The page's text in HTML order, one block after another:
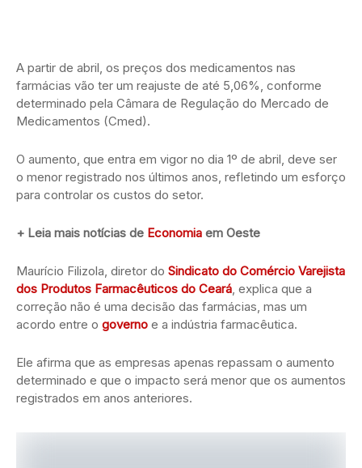
A partir de abril, os preços dos medicamentos nas
farmácias vão ter um reajuste de até 5,06%, conforme
determinado pela Câmara de Regulação do Mercado de
Medicamentos (Cmed).
O aumento, que entra em vigor no dia 1º de abril, deve ser
o menor registrado nos últimos anos, refletindo um esforço
para controlar os custos do setor.
+ Leia mais notícias de Economia em Oeste
Maurício Filizola, diretor do Sindicato do Comércio Varejista
dos Produtos Farmacêuticos do Ceará , explica que a
correção não é uma decisão das farmácias, mas um
acordo entre o governo e a indústria farmacêutica.
Ele afirma que as empresas apenas repassam o aumento
determinado e que o impacto será menor que os aumentos
registrados em anos anteriores.